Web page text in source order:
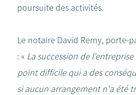
poursuite des activités.
Le notaire David Remy, porte-
: « La succession de
point difficile qui a des
si aucun arrangement n'a été